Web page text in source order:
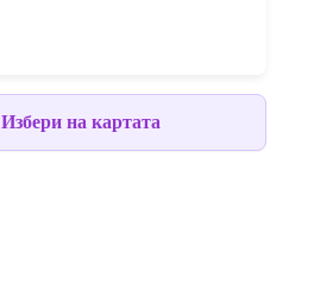
Избери на картата